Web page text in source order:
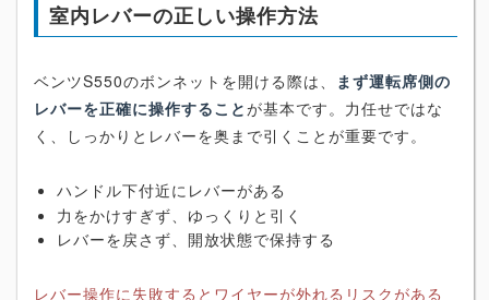
室内レバーの正しい操作方法
ベンツS550のボンネットを開ける際は、 まず運転席側の
レバーを正確に操作することが基本です。力任せではな
く、しっかりとレバーを奥まで引くことが重要です。
ハンドル下付近にレバーがある
力をかけすぎず、ゆっくりと引く
レバーを戻さず、開放状態で保持する
レバー操作に失敗するとワイヤーが外れるリスクがある